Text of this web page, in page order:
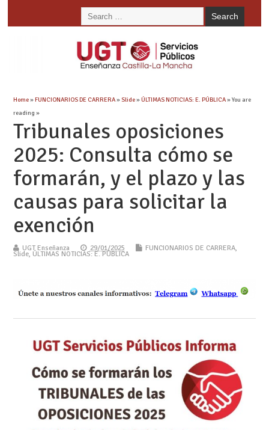
Home»FUNCIONARIOS DE CARRERA»Slide»ÚLTIMAS NOTICIAS: E. PÚBLICA» You are
reading »
Tribunales oposiciones
2025: Consulta cómo se
formarán, y el plazo y las
causas para solicitar la
exención
UGT Enseñanza 29/01/2025 FUNCIONARIOS DE CARRERA,
Slide, ÚLTIMAS NOTICIAS: E. PÚBLICA